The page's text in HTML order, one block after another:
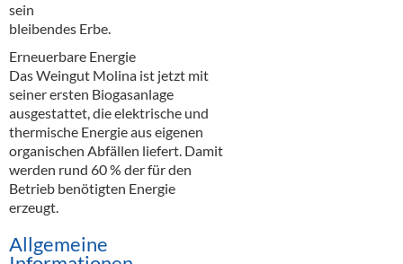
Verpackung
Hygieneartikel & Desinfektion
sein
bleibendes Erbe.
Erneuerbare Energie
Das Weingut Molina ist jetzt mit
seiner ersten Biogasanlage
ausgestattet, die elektrische und
thermische Energie aus eigenen
organischen Abfällen liefert. Damit
werden rund 60 % der für den
Betrieb benötigten Energie
erzeugt.
Allgemeine